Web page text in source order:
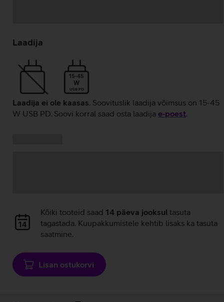
laadimine
Laadija
15-45
W
USB PD
Laadija ei ole kaasas. Soovituslik laadija võimsus on 15-45
W USB PD. Soovi korral saad osta laadija e‑poest.
Andmete
laadimine
Kõiki tooteid saad 14 päeva jooksul tasuta
tagastada. Kuupakkumistele kehtib lisaks ka tasuta
saatmine.
Lisan ostukorvi